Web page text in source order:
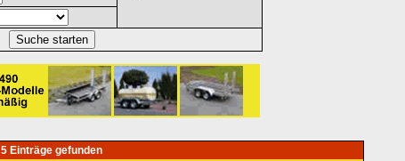
5 Einträge gefunden